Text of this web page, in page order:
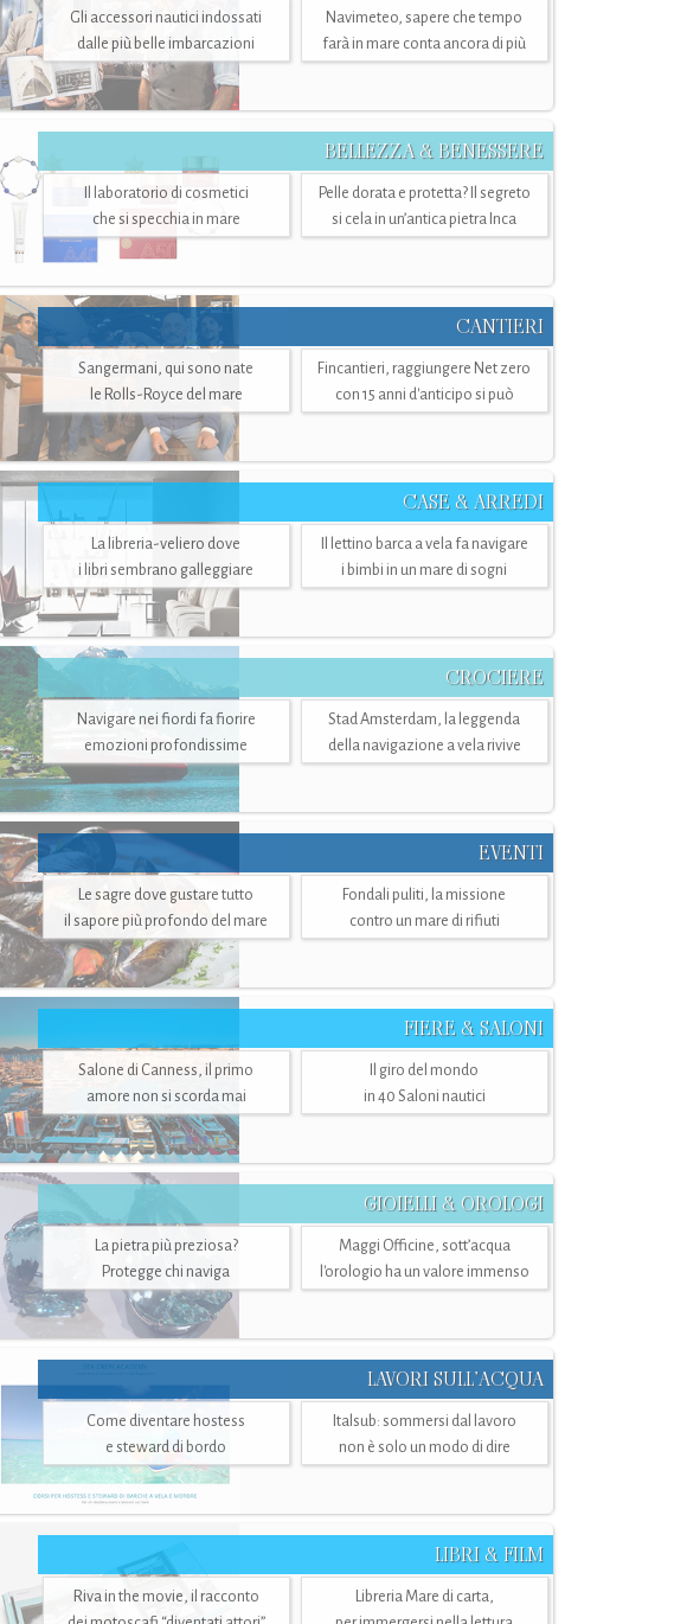
Gli accessori nautici indossati
dalle più belle imbarcazioni
Navimeteo, sapere che tempo
farà in mare conta ancora di più
BELLEZZA & BENESSERE
Il laboratorio di cosmetici
che si specchia in mare
Pelle dorata e protetta? Il segreto
si cela in un’antica pietra Inca
CANTIERI
Sangermani, qui sono nate
le Rolls-Royce del mare
Fincantieri, raggiungere Net zero
con 15 anni d'anticipo si può
CASE & ARREDI
La libreria-veliero dove
i libri sembrano galleggiare
Il lettino barca a vela fa navigare
i bimbi in un mare di sogni
CROCIERE
Navigare nei fiordi fa fiorire
emozioni profondissime
Stad Amsterdam, la leggenda
della navigazione a vela rivive
EVENTI
Le sagre dove gustare tutto
il sapore più profondo del mare
Fondali puliti, la missione
contro un mare di rifiuti
FIERE & SALONI
Salone di Canness, il primo
amore non si scorda mai
Il giro del mondo
in 40 Saloni nautici
GIOIELLI & OROLOGI
La pietra più preziosa?
Protegge chi naviga
Maggi Officine, sott’acqua
l'orologio ha un valore immenso
LAVORI SULL’ACQUA
Come diventare hostess
e steward di bordo
Italsub: sommersi dal lavoro
non è solo un modo di dire
LIBRI & FILM
Riva in the movie, il racconto
Libreria Mare di carta,